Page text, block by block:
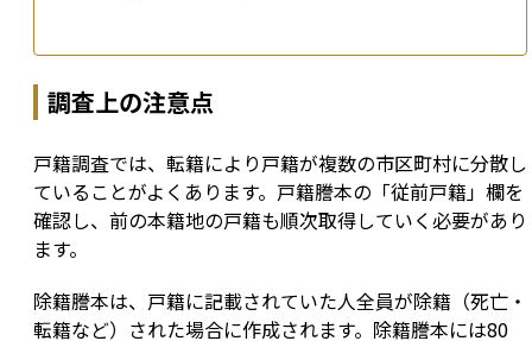
調査上の注意点
戸籍調査では、転籍により戸籍が複数の市区町村に分散し
ていることがよくあります。戸籍謄本の「従前戸籍」欄を
確認し、前の本籍地の戸籍も順次取得していく必要があり
ます。
除籍謄本は、戸籍に記載されていた人全員が除籍（死亡・
転籍など）された場合に作成されます。除籍謄本には80